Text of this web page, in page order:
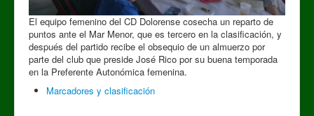
El equipo femenino del CD Dolorense cosecha un reparto de
puntos ante el Mar Menor, que es tercero en la clasificación, y
después del partido recibe el obsequio de un almuerzo por
parte del club que preside José Rico por su buena temporada
en la Preferente Autonómica femenina.
Marcadores y clasificación